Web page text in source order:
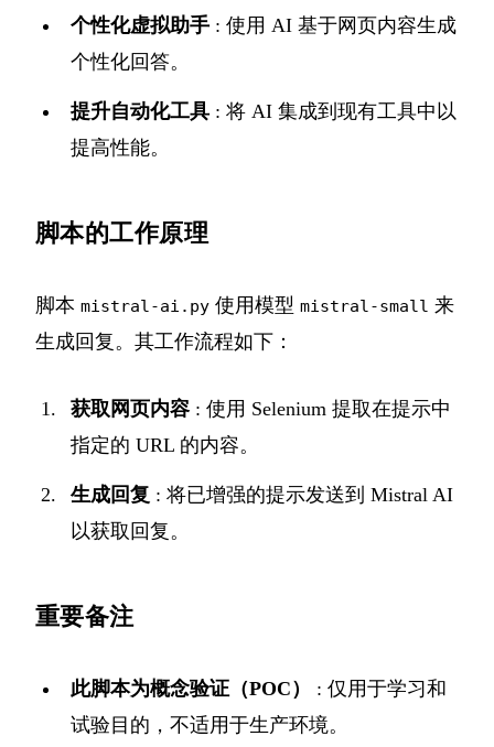
个性化虚拟助手 : 使用 AI 基于网页内容生成
个性化回答。
提升自动化工具 : 将 AI 集成到现有工具中以
提高性能。
脚本的工作原理
脚本 mistral-ai.py 使用模型 mistral-small 来
生成回复。其工作流程如下：
获取网页内容 : 使用 Selenium 提取在提示中
指定的 URL 的内容。
生成回复 : 将已增强的提示发送到 Mistral AI
以获取回复。
重要备注
此脚本为概念验证（POC）
: 仅用于学习和
试验目的，不适用于生产环境。